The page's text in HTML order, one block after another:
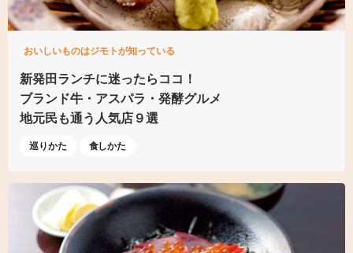
おいしいものはジモトが知っている
新発田ランチに迷ったらココ！
ブランド牛・アスパラ ・発酵グルメ
地元民も通う人気店９選
巡りかた 食しかた